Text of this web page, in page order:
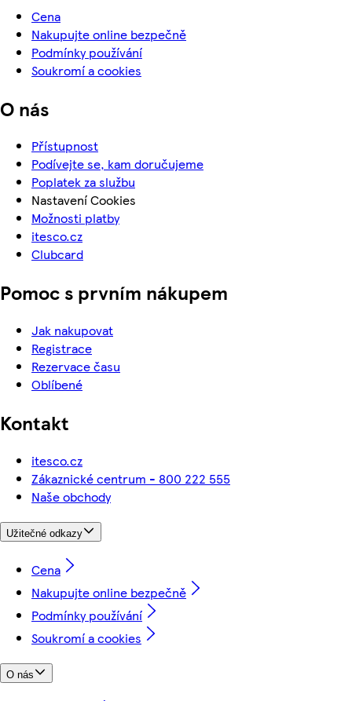
Cena
Nakupujte online bezpečně
Podmínky používání
Soukromí a cookies
O nás
Přístupnost
Podívejte se, kam doručujeme
Poplatek za službu
Nastavení Cookies
Možnosti platby
itesco.cz
Clubcard
Pomoc s prvním nákupem
Jak nakupovat
Registrace
Rezervace času
Oblíbené
Kontakt
itesco.cz
Zákaznické centrum - 800 222 555
Naše obchody
Užitečné odkazy
Cena
Nakupujte online bezpečně
Podmínky používání
Soukromí a cookies
O nás